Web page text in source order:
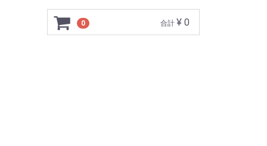
0 合計 ¥ 0